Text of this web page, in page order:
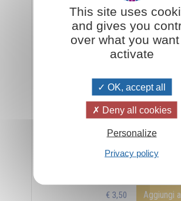
Verso un mondo nuovo
Mikhaël Aïvanhov - Durata 50m 53'
€ 3,50 Aggiungi
This site uses
and gives you
over what you
activate
OK, accept all
Deny all cookies
Personalize
Privacy policy